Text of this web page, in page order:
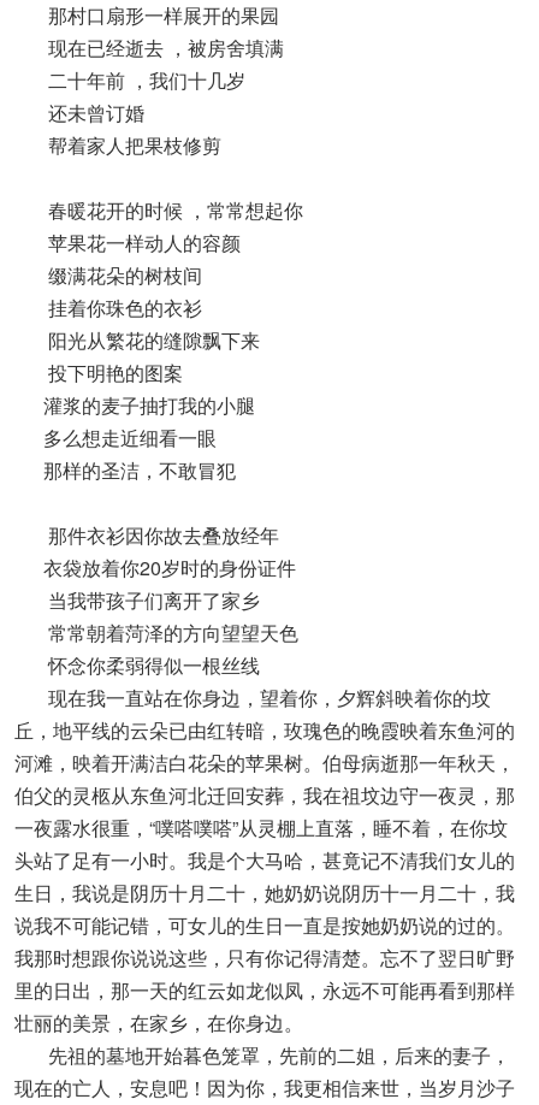
那村口扇形一样展开的果园
现在已经逝去 ，被房舍填满
二十年前 ，我们十几岁
还未曾订婚
帮着家人把果枝修剪
春暖花开的时候 ，常常想起你
苹果花一样动人的容颜
缀满花朵的树枝间
挂着你珠色的衣衫
阳光从繁花的缝隙飘下来
投下明艳的图案
灌浆的麦子抽打我的小腿
多么想走近细看一眼
那样的圣洁，不敢冒犯
那件衣衫因你故去叠放经年
衣袋放着你20岁时的身份证件
当我带孩子们离开了家乡
常常朝着菏泽的方向望望天色
怀念你柔弱得似一根丝线
现在我一直站在你身边，望着你，夕辉斜映着你的坟
丘，地平线的云朵已由红转暗，玫瑰色的晚霞映着东鱼河的
河滩，映着开满洁白花朵的苹果树。伯母病逝那一年秋天，
伯父的灵柩从东鱼河北迁回安葬，我在祖坟边守一夜灵，那
一夜露水很重，“噗嗒噗嗒”从灵棚上直落，睡不着，在你坟
头站了足有一小时。我是个大马哈，甚竟记不清我们女儿的
生日，我说是阴历十月二十，她奶奶说阴历十一月二十，我
说我不可能记错，可女儿的生日一直是按她奶奶说的过的。
我那时想跟你说说这些，只有你记得清楚。忘不了翌日旷野
里的日出，那一天的红云如龙似凤，永远不可能再看到那样
壮丽的美景，在家乡，在你身边。
先祖的墓地开始暮色笼罩，先前的二姐，后来的妻子，
现在的亡人，安息吧！因为你，我更相信来世，当岁月沙子